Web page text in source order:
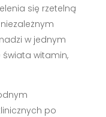
się rzetelną
w jednym
witamin,
po